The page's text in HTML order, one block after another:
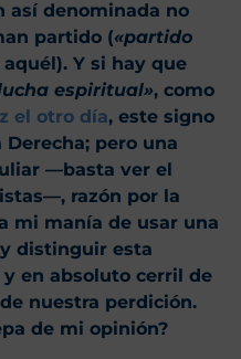
así denominada no
partido («partido
aquél). Y si hay que
espiritual», como
el otro día, este signo
pero una
—basta ver el
razón por la
mi manía de usar una
distinguir esta
en absoluto cerril de
nuestra perdición.
de mi opinión?